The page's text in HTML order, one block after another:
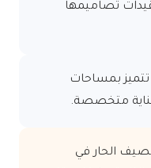
تصاميمها
بمساحات
عناية متخصصة.
الحار في